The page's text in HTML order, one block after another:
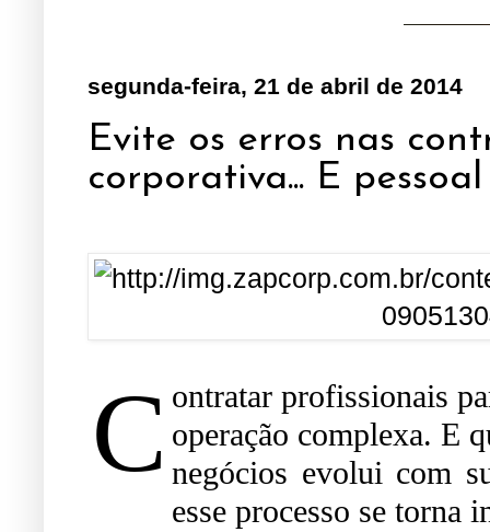
segunda-feira, 21 de abril de 2014
Evite os erros nas
corporativa... E
C ontratar profissionais
operação complexa. E
negócios evolui com
esse processo se torna